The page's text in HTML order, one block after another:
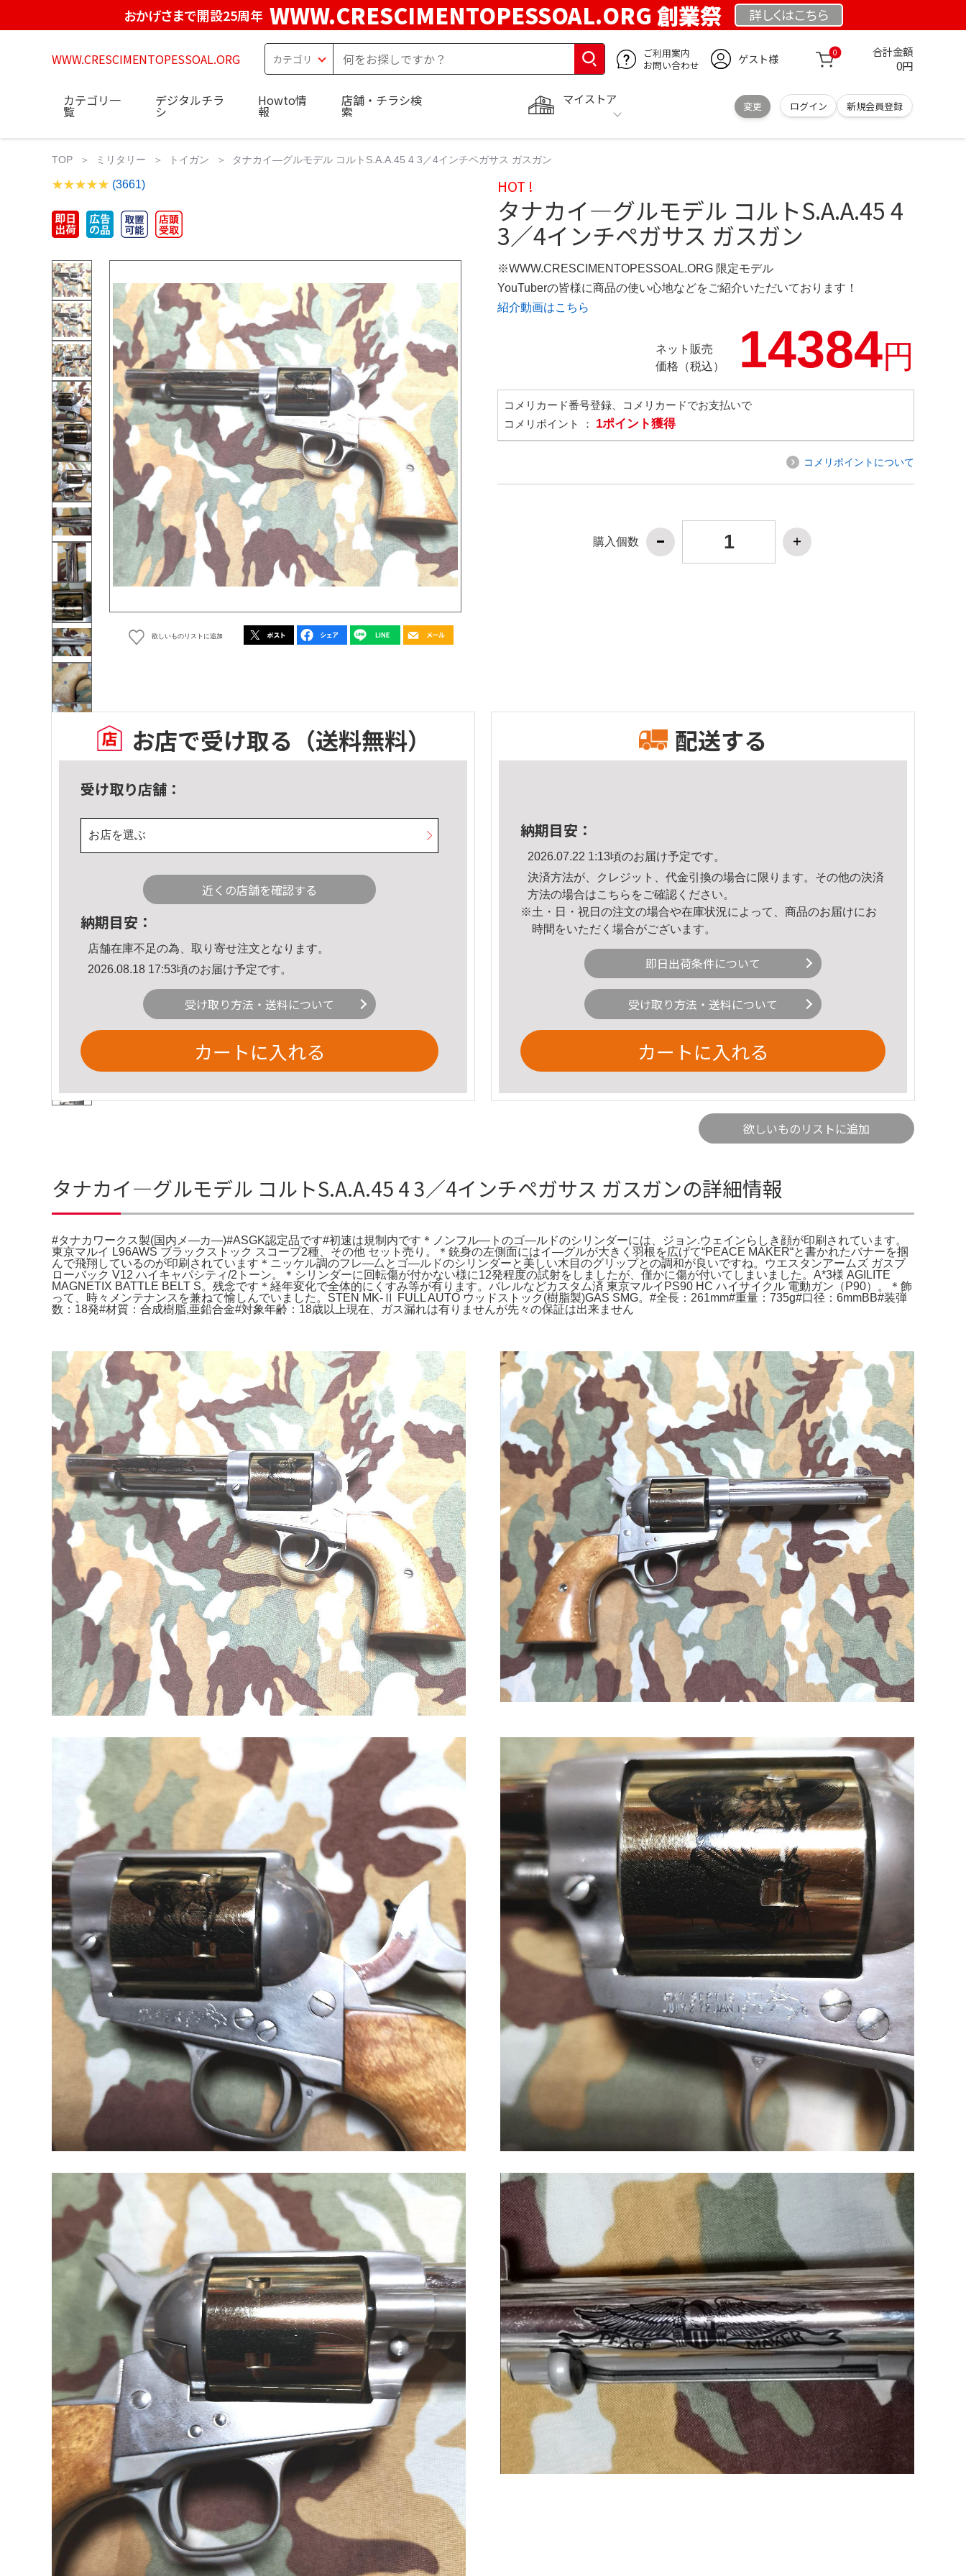
おかげさまで開設25周年 WWW.CRESCIMENTOPESSOAL.ORG 創業祭 詳しくはこちら
WWW.CRESCIMENTOPESSOAL.ORG
ご利用案内
お問い合わせ
ゲスト様 0 合計金額
0円
マイストア
変更 ログイン 新規会員登録
カテゴリ一
覧
デジタルチラ
シ
Howto情
報
店舗・チラシ検
索
TOP ミリタリー トイガン タナカイ—グルモデル コルトS.A.A.45 4 3／4インチペガサス ガスガン
(3661)
欲しいものリストに追加
HOT !
タナカイ—グルモデル コルトS.A.A.45 4
3／4インチペガサス ガスガン
※WWW.CRESCIMENTOPESSOAL.ORG 限定モデル
YouTuberの皆様に商品の使い心地などをご紹介いただいております！
紹介動画はこちら
ネット販売
価格（税込）
14384円
コメリカード番号登録、コメリカードでお支払いで
コメリポイント ： 1ポイント獲得
コメリポイントについて
購入個数
お店で受け取る （送料無料）
受け取り店舗：
お店を選ぶ
近くの店舗を確認する
納期目安：
店舗在庫不足の為、取り寄せ注文となります。
2026.08.18 17:53頃のお届け予定です。
受け取り方法・送料について
カートに入れる
配送する
納期目安：
2026.07.22 1:13頃のお届け予定です。
決済方法が、クレジット、代金引換の場合に限ります。その他の決済
方法の場合はこちら をご確認ください。
※土・日・祝日の注文の場合や在庫状況によって、商品のお届けにお
時間をいただく場合がございます。
即日出荷条件について
受け取り方法・送料について
カートに入れる
欲しいものリストに追加
タナカイ—グルモデル コルトS.A.A.45 4 3／4インチペガサス ガスガンの詳細情報
#タナカワークス製(国内メ—カ—)#ASGK認定品です#初速は規制内です＊ノンフル—トのゴ—ルドのシリンダーには、ジョン.ウェインらしき顔が印刷されています。
東京マルイ L96AWS ブラックストック スコープ2種、その他 セット売り。＊銃身の左側面にはイ—グルが大きく羽根を広げて“PEACE MAKER“と書かれたバナーを掴
んで飛翔しているのが印刷されています＊ニッケル調のフレ—厶とゴ—ルドのシリンダーと美しい木目のグリップとの調和が良いですね。ウエスタンアームズ ガスブ
ローバック V12 ハイキャパシティ/2トーン。＊シリンダーに回転傷が付かない様に12発程度の試射をしましたが、僅かに傷が付いてしまいました。A*3様 AGILITE
MAGNETIX BATTLE BELT S。残念です＊経年変化で全体的にくすみ等が有ります。バレルなどカスタム済 東京マルイPS90 HC ハイサイクル 電動ガン（P90）。＊飾
って、時々メンテナンスを兼ねて愉しんでいました。STEN MK-Ⅱ FULL AUTO ウッドストック(樹脂製)GAS SMG。#全長：261mm#重量：735g#口径：6mmBB#装弾
数：18発#材質：合成樹脂,亜鉛合金#対象年齢：18歳以上現在、ガス漏れは有りませんが先々の保証は出来ません